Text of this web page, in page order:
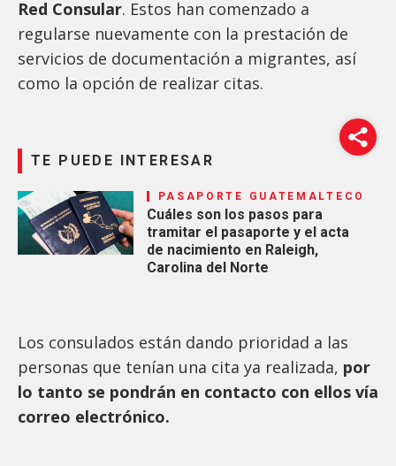
Red Consular. Estos han comenzado a
regularse nuevamente con la prestación de
servicios de documentación a migrantes, así
como la opción de realizar citas.
TE PUEDE INTERESAR
PASAPORTE GUATEMALTECO
Cuáles son los pasos para
tramitar el pasaporte y el acta
de nacimiento en Raleigh,
Carolina del Norte
Los consulados están dando prioridad a las
personas que tenían una cita ya realizada, por
lo tanto se pondrán en contacto con ellos vía
correo electrónico.